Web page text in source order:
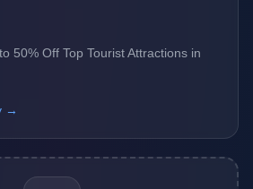
50% Off Top Tourist Attractions in
→